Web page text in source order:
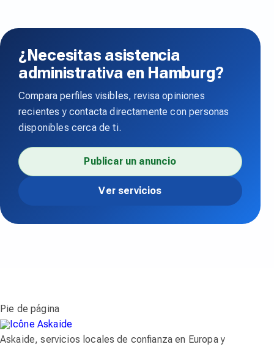
¿Necesitas asistencia
administrativa en Hamburg?
Compara perfiles visibles, revisa opiniones
recientes y contacta directamente con personas
disponibles cerca de ti.
Publicar un anuncio
Ver servicios
Pie de página
Askaide, servicios locales de confianza en Europa y